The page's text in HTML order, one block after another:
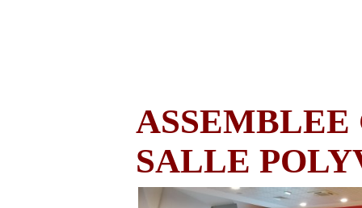
ASSEMBLEE
SALLE